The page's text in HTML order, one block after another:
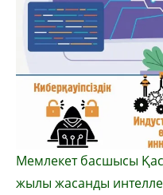
Мемлекет басшысы
жылы жасанды